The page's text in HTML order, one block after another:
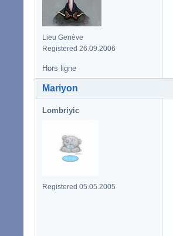
Lieu Genève
Registered 26.09.2006
Hors ligne
Mariyon
Lombriyic
Registered 05.05.2005